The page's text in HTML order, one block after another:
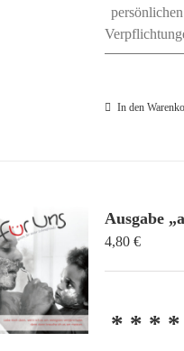
In den
Ausgabe
4,80€
* * *